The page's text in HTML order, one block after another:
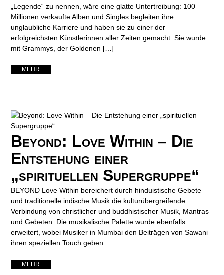
„Legende“ zu nennen, wäre eine glatte Untertreibung: 100
Millionen verkaufte Alben und Singles begleiten ihre
unglaubliche Karriere und haben sie zu einer der
erfolgreichsten Künstlerinnen aller Zeiten gemacht. Sie wurde
mit Grammys, der Goldenen […]
... MEHR ...
Beyond: Love Within – Die
Entstehung einer
„spirituellen Supergruppe“
BEYOND Love Within bereichert durch hinduistische Gebete
und traditionelle indische Musik die kulturübergreifende
Verbindung von christlicher und buddhistischer Musik, Mantras
und Gebeten. Die musikalische Palette wurde ebenfalls
erweitert, wobei Musiker in Mumbai den Beiträgen von Sawani
ihren speziellen Touch geben.
... MEHR ...